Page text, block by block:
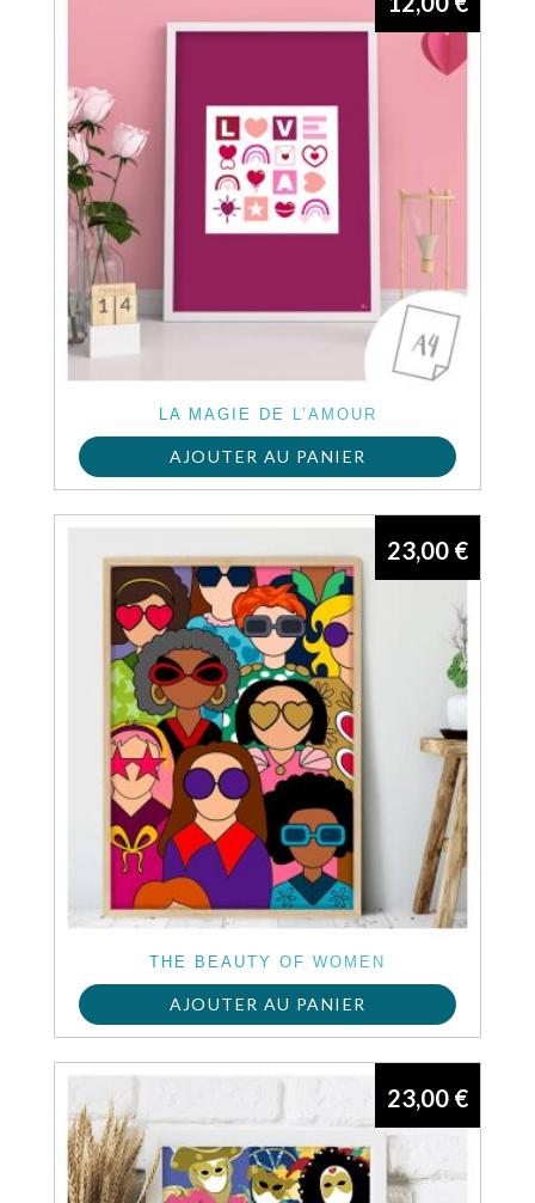
LA MAGIE DE L’AMOUR
AJOUTER AU PANIER
THE BEAUTY OF WOMEN
23,00 €
AJOUTER AU PANIER
23,00 €